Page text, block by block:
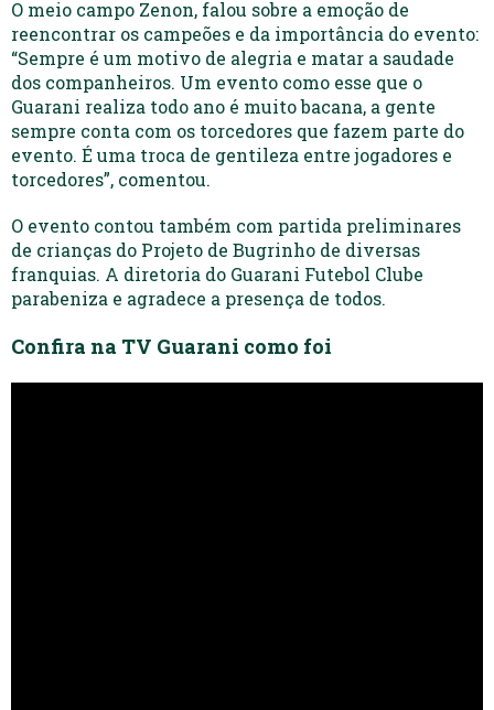
O meio campo Zenon, falou sobre a emoção de
reencontrar os campeões e da importância do evento:
“Sempre é um motivo de alegria e matar a saudade
dos companheiros. Um evento como esse que o
Guarani realiza todo ano é muito bacana, a gente
sempre conta com os torcedores que fazem parte do
evento. É uma troca de gentileza entre jogadores e
torcedores”, comentou.
O evento contou também com partida preliminares
de crianças do Projeto de Bugrinho de diversas
franquias. A diretoria do Guarani Futebol Clube
parabeniza e agradece a presença de todos.
Confira na TV Guarani como foi